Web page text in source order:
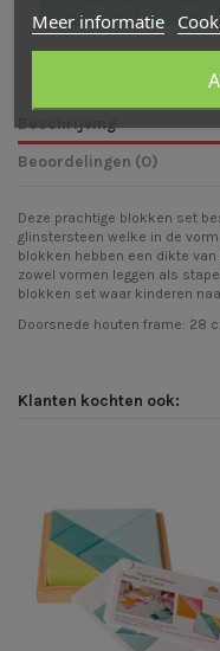
Beschrijving
Beoordelingen (0)
Deze prachtige blokken set
glinstersteen welke in de
blokken hebben een dikte
zowel vormen leggen als
blokken set waar kinderen
Doorsnede houten frame: 28
Klanten kochten ook:
Meer informatie